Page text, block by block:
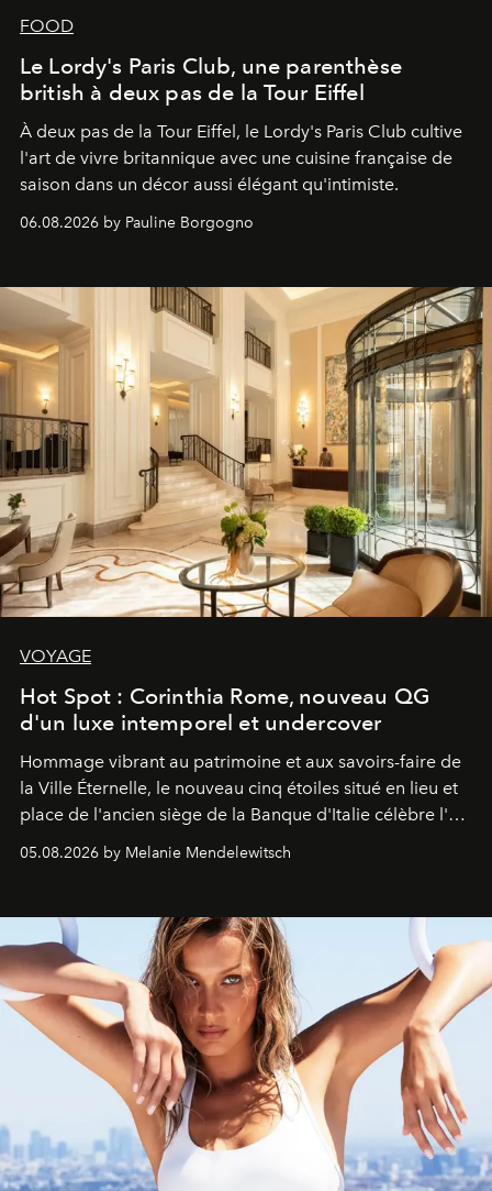
FOOD
Le Lordy's Paris Club, une parenthèse
british à deux pas de la Tour Eiffel
À deux pas de la Tour Eiffel, le Lordy's Paris Club cultive
l'art de vivre britannique avec une cuisine française de
saison dans un décor aussi élégant qu'intimiste.
06.08.2026 by Pauline Borgogno
VOYAGE
Hot Spot : Corinthia Rome, nouveau QG
d'un luxe intemporel et undercover
Hommage vibrant au patrimoine et aux savoirs-faire de
la Ville Éternelle, le nouveau cinq étoiles situé en lieu et
place de l'ancien siège de la Banque d'Italie célèbre l'art
05.08.2026 by Melanie Mendelewitsch